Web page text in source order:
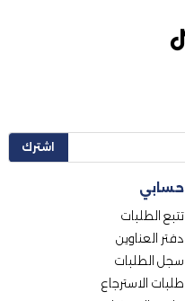
اشترك
حسابي
تتبع الطلبات
دفتر العناوين
سجل الطلبات
طلبات الاسترجاع